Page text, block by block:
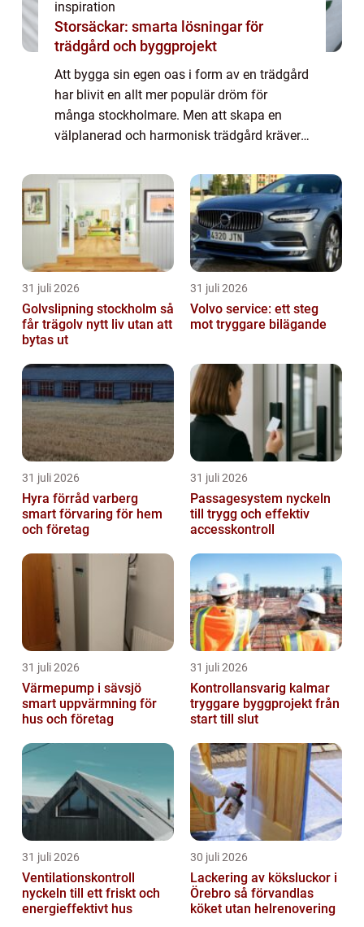
inspiration
Storsäckar: smarta lösningar för
trädgård och byggprojekt
Att bygga sin egen oas i form av en trädgård
har blivit en allt mer populär dröm för
många stockholmare. Men att skapa en
välplanerad och harmonisk trädgård kräver
31 juli 2026
Golvslipning stockholm så
får trägolv nytt liv utan att
bytas ut
31 juli 2026
Volvo service: ett steg
mot tryggare bilägande
31 juli 2026
Hyra förråd varberg
smart förvaring för hem
och företag
31 juli 2026
Passagesystem nyckeln
till trygg och effektiv
accesskontroll
31 juli 2026
Värmepump i sävsjö
smart uppvärmning för
hus och företag
31 juli 2026
Kontrollansvarig kalmar
tryggare byggprojekt från
start till slut
31 juli 2026
Ventilationskontroll
nyckeln till ett friskt och
energieffektivt hus
30 juli 2026
Lackering av köksluckor i
Örebro så förvandlas
köket utan helrenovering